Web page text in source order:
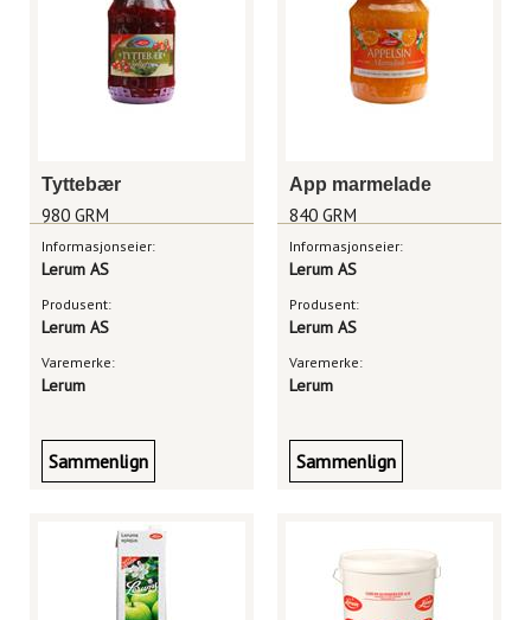
Tyttebær
980 GRM
Informasjonseier:
Lerum AS
Produsent:
Lerum AS
Varemerke:
Lerum
Sammenlign
App marmelade
840 GRM
Informasjonseier:
Lerum AS
Produsent:
Lerum AS
Varemerke:
Lerum
Sammenlign